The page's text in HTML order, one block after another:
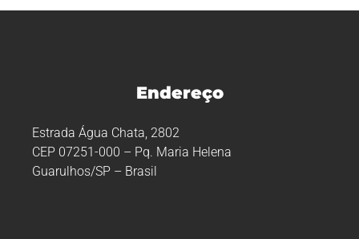
Endereço
Estrada Água Chata, 2802
CEP 07251-000 – Pq. Maria Helena
Guarulhos/SP – Brasil